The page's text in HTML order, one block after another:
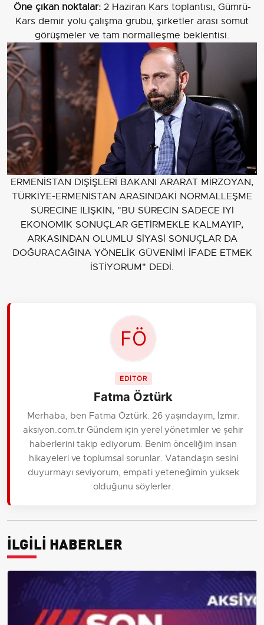
Öne çıkan noktalar:2 Haziran Kars toplantısı, Gümrü-
Kars demir yolu çalışma grubu, şirketler arası somut
görüşmeler ve tam normalleşme beklentisi.
ERMENİSTAN DIŞİŞLERİ BAKANI ARARAT MİRZOYAN,
TÜRKİYE-ERMENİSTAN ARASINDAKİ NORMALLEŞME
SÜRECİNE İLİŞKİN, "BU SÜRECİN SADECE İYİ
EKONOMİK SONUÇLAR GETİRMEKLE KALMAYIP,
ARKASINDAN OLUMLU SİYASİ SONUÇLAR DA
DOĞURACAĞINA YÖNELİK GÜVENİMİ İFADE ETMEK
İSTİYORUM" DEDİ.
EDİTÖR
Fatma Öztürk
Merhaba, ben Fatma Öztürk. 26 yaşındayım, İzmir.
aksiyon.com.tr Gündem için yerel yönetimler ve şehir
haberlerini takip ediyorum. Benim önceliğim insan
hikayeleri ve toplumsal sorunlar. Vatandaşın sesini
duyurmayı seviyorum, empati yeteneğimin yüksek
olduğunu söylerler.
İLGİLİ HABERLER